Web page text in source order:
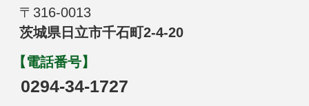
〒316-0013
茨城県日立市千石町2-4-20
【電話番号】
0294-34-1727